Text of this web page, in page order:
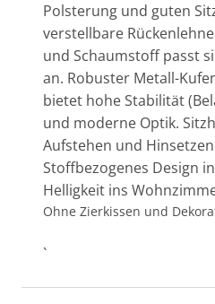
Polsterung und guten
verstellbare
und Schaumstoff passt
an. Robuster Metall-
bietet hohe Stabilität
und moderne Optik.
Aufstehen und
Stoffbezogenes Design
Helligkeit ins
Ohne Zierkissen und
`